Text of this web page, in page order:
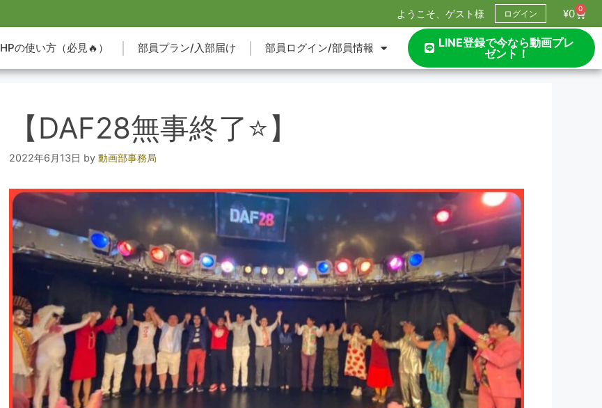
ようこそ、ゲスト様 ログイン ¥0 0
HPの使い方（必見🔥） 部員プラン/入部届け 部員ログイン/部員情報
LINE登録で今なら動画プレ
ゼント！
【DAF28無事終了⭐️】
2022年6月13日 by 動画部事務局